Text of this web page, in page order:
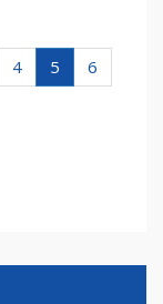
4 5
6